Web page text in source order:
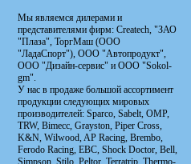
Мы являемся дилерами и
представителями фирм: Сreatech, "ЗАО
"Плаза", ТоргМаш (ООО
"ЛадаСпорт"), ООО "Автопродукт",
ООО "Дизайн-сервис" и ООО "Sokol-
gm".
У нас в продаже большой ассортимент
продукции следующих мировых
производителей: Sparco, Sabelt, OMP,
TRW, Bimecc, Grayston, Piper Cross,
K&N, Wilwood, AP Racing, Brembo,
Ferodo Racing, EBC, Shock Doctor, Bell,
Simpson, Stilo, Peltor, Terratrip, Thermo-